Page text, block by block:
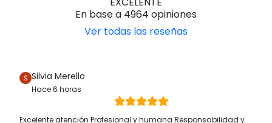
En base a 4964 opiniones
Ver todas las reseñas
Silvia Merello
Hace 6 horas
Excelente atención Profesional y humana Responsabilidad y